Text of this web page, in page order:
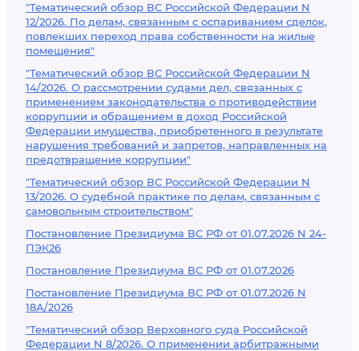
"Тематический обзор ВС Российской Федерации N
12/2026. По делам, связанным с оспариванием сделок,
повлекших переход права собственности на жилые
помещения"
"Тематический обзор ВС Российской Федерации N
14/2026. О рассмотрении судами дел, связанных с
применением законодательства о противодействии
коррупции и обращением в доход Российской
Федерации имущества, приобретенного в результате
нарушения требований и запретов, направленных на
предотвращение коррупции"
"Тематический обзор ВС Российской Федерации N
13/2026. О судебной практике по делам, связанным с
самовольным строительством"
Постановление Президиума ВС РФ от 01.07.2026 N 24-
ПЭК26
Постановление Президиума ВС РФ от 01.07.2026
Постановление Президиума ВС РФ от 01.07.2026 N
18А/2026
"Тематический обзор Верховного суда Российской
Федерации N 8/2026. О применении арбитражными